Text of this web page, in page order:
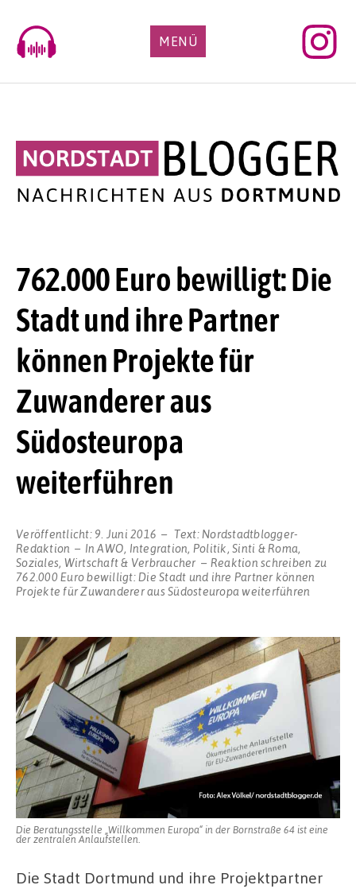
content
MENÜ
762.000 Euro bewilligt: Die
Stadt und ihre Partner
können Projekte für
Zuwanderer aus
Südosteuropa
weiterführen
Veröffentlicht: 9. Juni 2016 Text: Nordstadtblogger-
Redaktion
InAWO, Integration, Politik, Sinti & Roma,
Soziales, Wirtschaft & Verbraucher Reaktion schreiben zu
762.000 Euro bewilligt: Die Stadt und ihre Partner können
Projekte für Zuwanderer aus Südosteuropa weiterführen
Die Beratungsstelle „Willkommen Europa“ in der Bornstraße 64 ist eine
der zentralen Anlaufstellen.
Die Stadt Dortmund und ihre Projektpartner